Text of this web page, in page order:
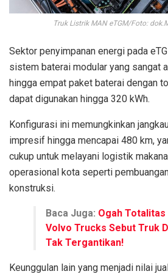
Truk Listrik MAN eTGM/Foto:
Sektor penyimpanan energi pada
sistem baterai modular yang sangat
hingga empat paket baterai dengan
dapat digunakan hingga 320 kWh.
Konfigurasi ini memungkinkan
impresif hingga mencapai 480 km,
cukup untuk melayani logistik
operasional kota seperti
konstruksi.
Baca Juga: Ogah
Volvo Trucks Sebut Truk
Tak Tergantikan!
Keunggulan lain yang menjadi nilai